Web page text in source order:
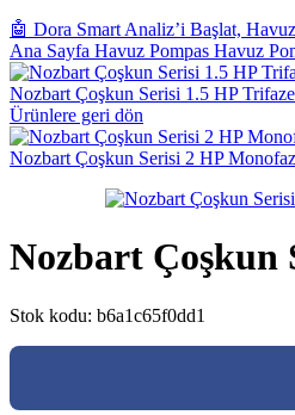
🤖 Dora Smart Analiz’i Başlat,
Ana Sayfa Havuz Pompas Havuz
Nozbart Çoşkun Serisi 1.5 HP
Ürünlere geri dön
Nozbart Çoşkun Serisi 2 HP
Nozbart Çoşkun
Stok kodu: b6a1c65f0dd1